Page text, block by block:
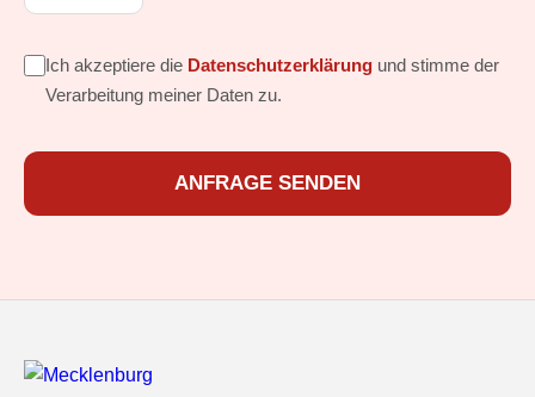
Ich akzeptiere die Datenschutzerklärung und stimme der
Verarbeitung meiner Daten zu.
ANFRAGE SENDEN